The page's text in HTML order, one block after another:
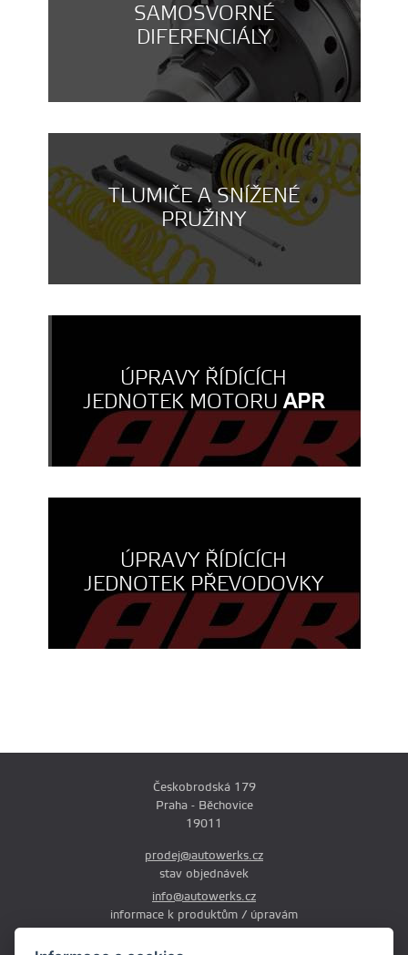
SAMOSVORNÉ
DIFERENCIÁLY
TLUMIČE A SNÍŽENÉ
PRUŽINY
ÚPRAVY ŘÍDÍCÍCH
JEDNOTEK MOTORUAPR
ÚPRAVY ŘÍDÍCÍCH
JEDNOTEK PŘEVODOVKY
Českobrodská 179
Praha - Běchovice
19011
prodej@autowerks.cz
stav objednávek
info@autowerks.cz
informace k produktům / úpravám